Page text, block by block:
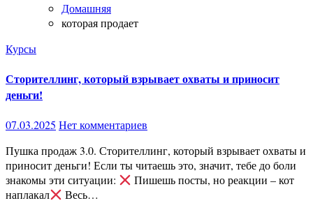
Домашняя
которая продает
Курсы
Сторителлинг, который взрывает охваты и приносит
деньги!
07.03.2025 Нет комментариев
Пушка продаж 3.0. Сторителлинг, который взрывает охваты и
приносит деньги! Если ты читаешь это, значит, тебе до боли
знакомы эти ситуации:
Пишешь посты, но реакции – кот
наплакал
Весь…